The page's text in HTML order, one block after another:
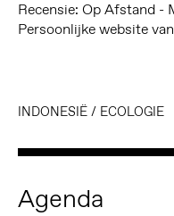
Recensie: Op Afstand -
Persoonlijke website
INDONESIË/ ECOLOGIE
Agenda